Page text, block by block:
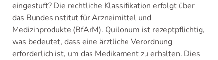
eingestuft? Die rechtliche Klassifikation erfolgt über
das Bundesinstitut für Arzneimittel und
Medizinprodukte (BfArM). Quilonum ist rezeptpflichtig,
was bedeutet, dass eine ärztliche Verordnung
erforderlich ist, um das Medikament zu erhalten. Dies